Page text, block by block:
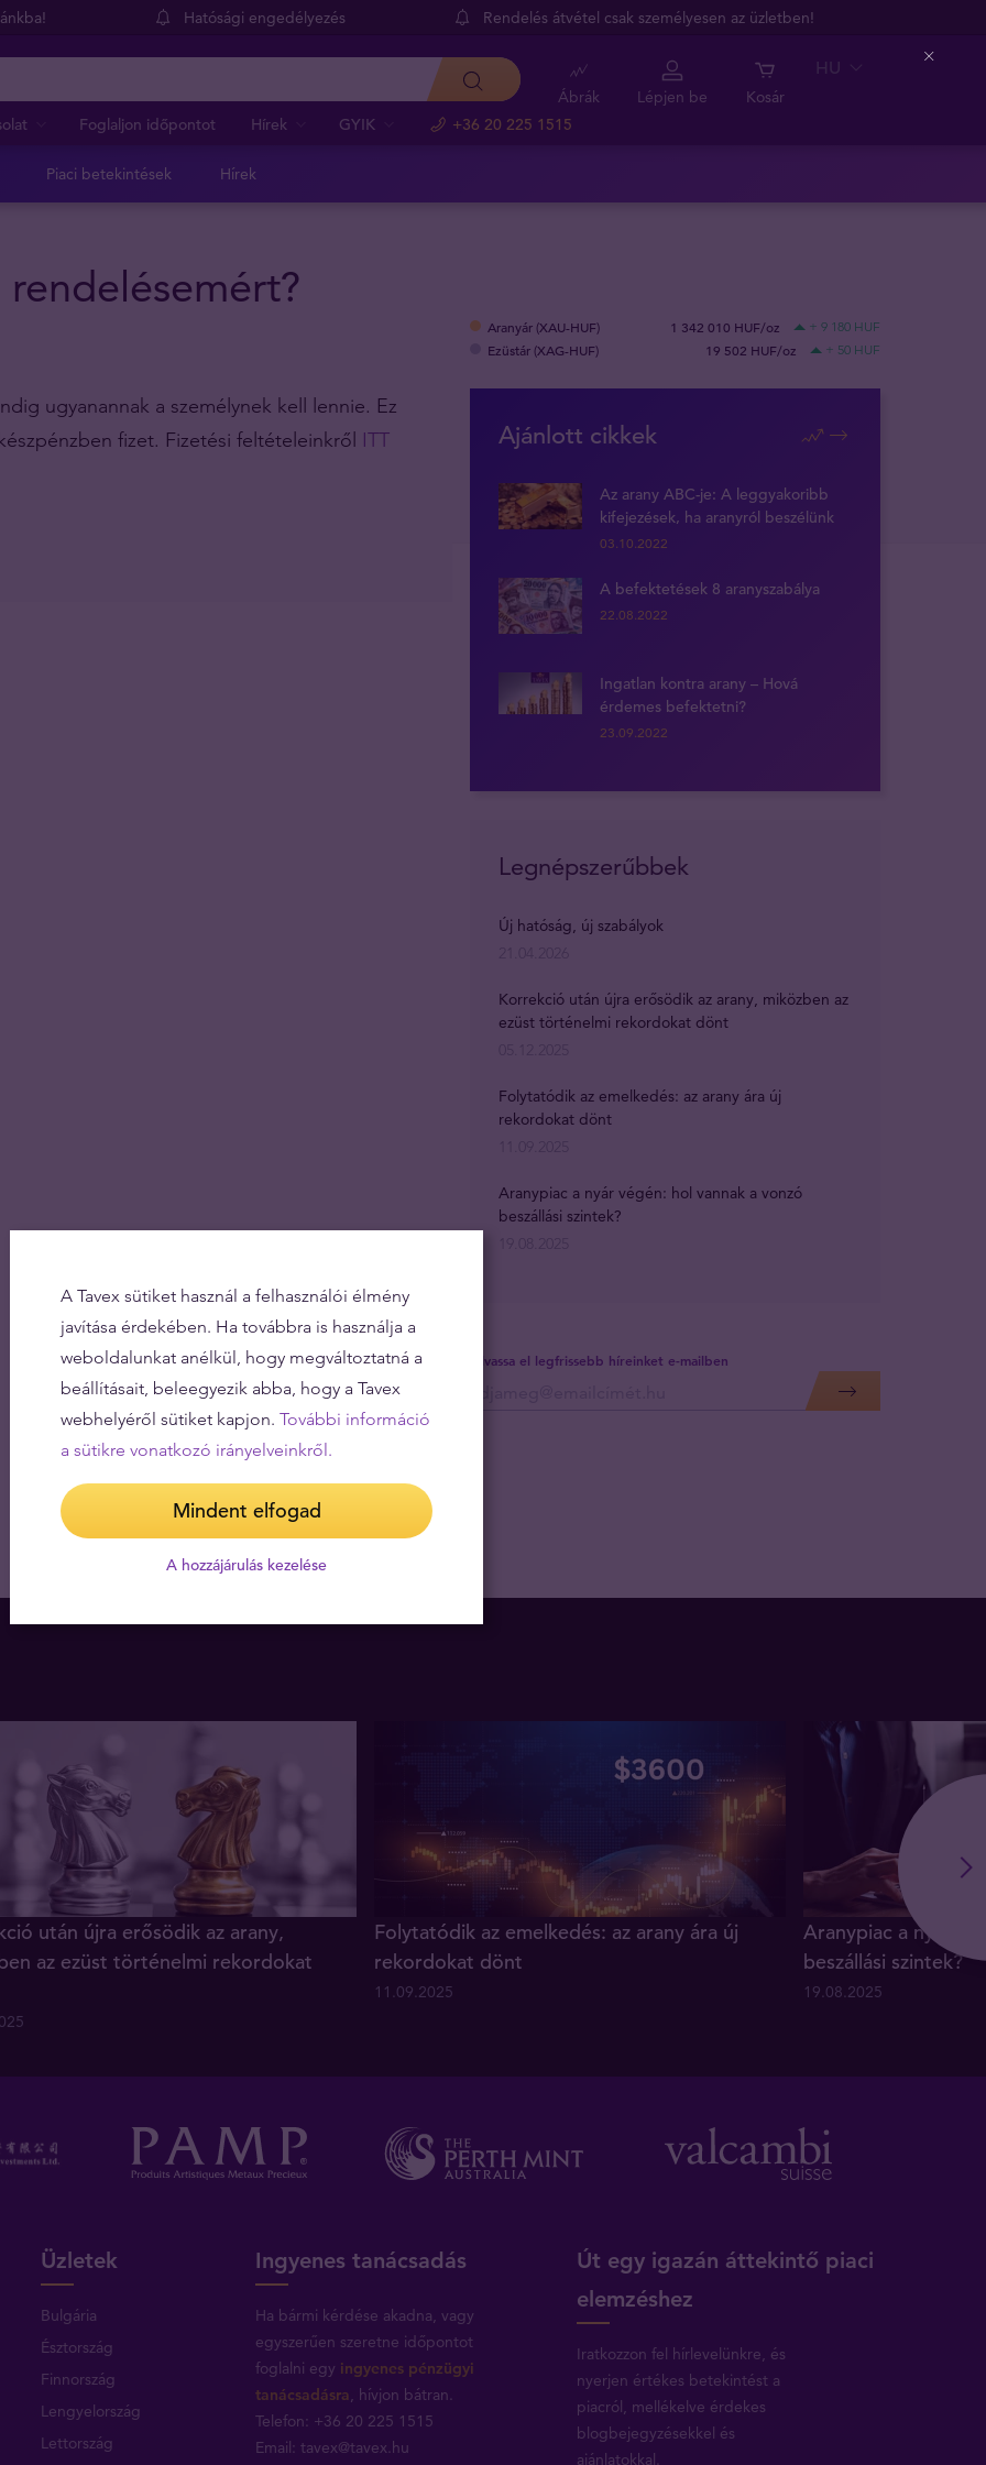
Hatósági engedélyezés Rendelés átvétel csak személyesen az üzletben!
Foglaljon időpontot Hírek GYIK +36 20 225 1515
Ábrák Lépjen be Kosár
HU
Piaci betekintések Hírek
Aranyár (XAU-HUF) 1 342 010 HUF/oz + 9 180 HUF
Ezüstár (XAG-HUF) 19 502 HUF/oz + 50 HUF
ugyanannak a személynek kell lennie. Ez
fizet. Fizetési feltételeinkről ITT
Ajánlott cikkek
Az arany ABC-je: A leggyakoribb
kifejezések, ha aranyról beszélünk
03.10.2022
A befektetések 8 aranyszabálya
22.08.2022
Ingatlan kontra arany – Hová
érdemes befektetni?
23.09.2022
Olvassa el legfrissebb híreinket e-mailben
Legnépszerűbbek
Új hatóság, új szabályok
Korrekció után újra erősödik az arany, miközben az
ezüst történelmi rekordokat dönt
Folytatódik az emelkedés: az arany ára új
rekordokat dönt
Aranypiac a nyár végén: hol vannak a vonzó
beszállási szintek?
után újra erősödik az arany,
az ezüst történelmi rekordokat
Folytatódik az emelkedés: az arany ára új
rekordokat dönt
11.09.2025
Aranypiac a nyár
beszállási szintek?
19.08.2025
Üzletek
Bulgária
Észtország
Finnország
Lengyelország
Lettország
Ingyenes tanácsadás
Ha bármi kérdése akadna, vagy
egyszerűen szeretne időpontot
foglalni egy ingyenes pénzügyi
tanácsadásra , hívjon bátran.
Telefon: +36 20 225 1515
Email: tavex@tavex.hu
Út egy igazán áttekintő piaci
elemzéshez
Iratkozzon fel hírlevelünkre, és
nyerjen értékes betekintést a
piacról, mellékelve érdekes
blogbejegyzésekkel és
ajánlatokkal.
A Tavex sütiket használ a felhasználói élmény
javítása érdekében. Ha továbbra is használja a
weboldalunkat anélkül, hogy megváltoztatná a
beállításait, beleegyezik abba, hogy a Tavex
webhelyéről sütiket kapjon. További információ
a sütikre vonatkozó irányelveinkről.
Mindent elfogad
A hozzájárulás kezelése
Close